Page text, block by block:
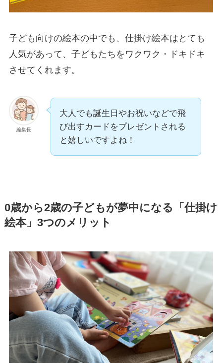
子ども向けの絵本の中でも、仕掛け絵本はとても
人気があって、子どもたちをワクワク・ドキドキ
させてくれます。
編集長
大人でも誕生日やお祝いなどで飛
び出すカードをプレゼントされる
と嬉しいですよね！
0歳から2歳の子どもが夢中になる「仕掛け
絵本」3つのメリット